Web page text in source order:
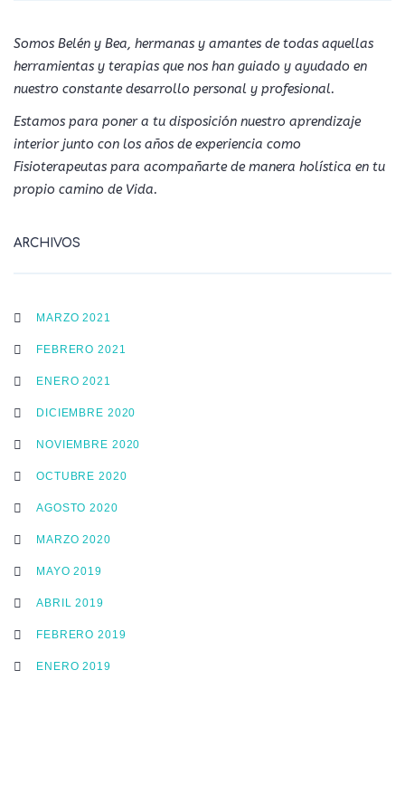
Somos Belén y Bea, hermanas y amantes de todas aquellas
herramientas y terapias que nos han guiado y ayudado en
nuestro constante desarrollo personal y profesional.
Estamos para poner a tu disposición nuestro aprendizaje
interior junto con los años de experiencia como
Fisioterapeutas para acompañarte de manera holística en tu
propio camino de Vida.
ARCHIVOS
MARZO 2021
FEBRERO 2021
ENERO 2021
DICIEMBRE 2020
NOVIEMBRE 2020
OCTUBRE 2020
AGOSTO 2020
MARZO 2020
MAYO 2019
ABRIL 2019
FEBRERO 2019
ENERO 2019